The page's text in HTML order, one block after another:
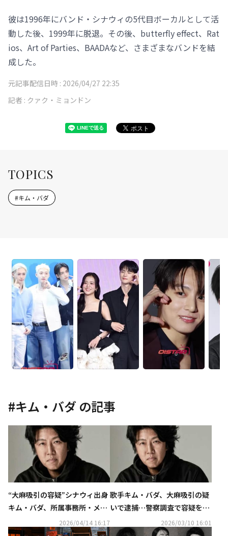
彼は1996年にバンド・シナウィの5代目ボーカルとして活
動した後、1999年に脱退。その後、butterfly effect、Rat
ios、Art of Parties、BAADAなど、さまざまなバンドを結
成した。
元記事配信日時 : 2026/04/27 22:35
記者 : クァク・ミョンドン
TOPICS
#キム・バダ
#キム・バダ の記事
“大麻吸引の容疑”シナウィ出身
キム・バダ、所属事務所・メン
バーとの決別を報告「深く反省
している」
2026/04/14 16:17
歌手キム・バダ、大麻吸引の疑
いで逮捕…警察調査で容疑を認
2026/03/10 16:01